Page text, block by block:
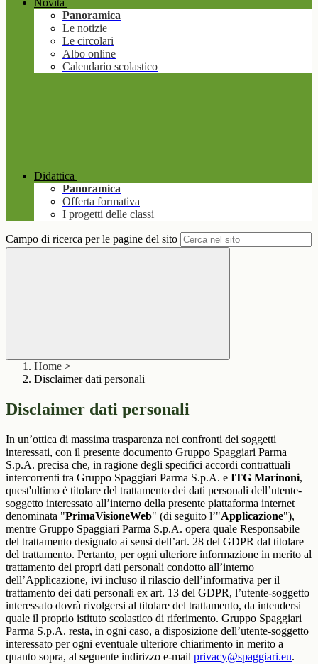
Novità
Panoramica
Le notizie
Le circolari
Albo online
Calendario scolastico
Didattica
Panoramica
Offerta formativa
I progetti delle classi
Campo di ricerca per le pagine del sito
Home >
Disclaimer dati personali
Disclaimer dati personali
In un’ottica di massima trasparenza nei confronti dei soggetti
interessati, con il presente documento Gruppo Spaggiari Parma
S.p.A. precisa che, in ragione degli specifici accordi contrattuali
intercorrenti tra Gruppo Spaggiari Parma S.p.A. e ITG Marinoni,
quest'ultimo è titolare del trattamento dei dati personali dell’utente-
soggetto interessato all’interno della presente piattaforma internet
denominata "PrimaVisioneWeb" (di seguito l’"Applicazione"),
mentre Gruppo Spaggiari Parma S.p.A. opera quale Responsabile
del trattamento designato ai sensi dell’art. 28 del GDPR dal titolare
del trattamento. Pertanto, per ogni ulteriore informazione in merito al
trattamento dei propri dati personali condotto all’interno
dell’Applicazione, ivi incluso il rilascio dell’informativa per il
trattamento dei dati personali ex art. 13 del GDPR, l’utente-soggetto
interessato dovrà rivolgersi al titolare del trattamento, da intendersi
quale il proprio istituto scolastico di riferimento. Gruppo Spaggiari
Parma S.p.A. resta, in ogni caso, a disposizione dell’utente-soggetto
interessato per ogni eventuale ulteriore chiarimento in merito a
quanto sopra, al seguente indirizzo e-mail privacy@spaggiari.eu.